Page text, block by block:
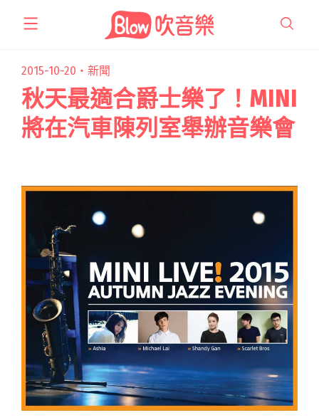
2015-10-20・ 新聞
秋天最適合爵士樂了！MINI
將在汽車陳列室舉辦音樂會